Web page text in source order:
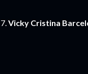
7.Vicky Cristina